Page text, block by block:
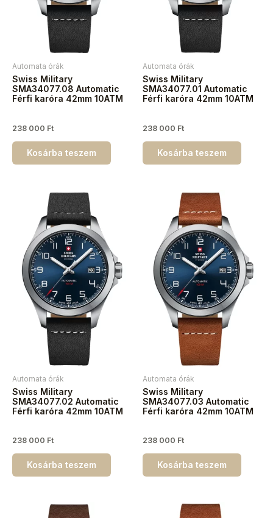
Automata órák
Swiss Military
SMA34077.08 Automatic
Férfi karóra 42mm 10ATM
238 000 Ft
Kosárba teszem
Automata órák
Swiss Military
SMA34077.01 Automatic
Férfi karóra 42mm 10ATM
238 000 Ft
Kosárba teszem
Automata órák
Swiss Military
SMA34077.02 Automatic
Férfi karóra 42mm 10ATM
238 000 Ft
Kosárba teszem
Automata órák
Swiss Military
SMA34077.03 Automatic
Férfi karóra 42mm 10ATM
238 000 Ft
Kosárba teszem